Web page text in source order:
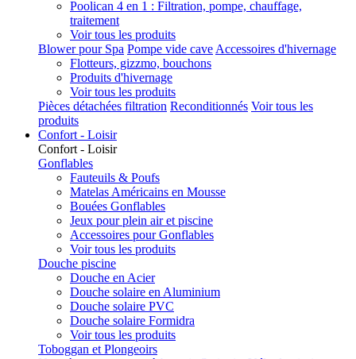
Poolican 4 en 1 : Filtration, pompe, chauffage,
traitement
Voir tous les produits
Blower pour Spa Pompe vide cave Accessoires d'hivernage
Flotteurs, gizzmo, bouchons
Produits d'hivernage
Voir tous les produits
Pièces détachées filtration Reconditionnés Voir tous les
produits
Confort - Loisir
Confort - Loisir
Gonflables
Fauteuils & Poufs
Matelas Américains en Mousse
Bouées Gonflables
Jeux pour plein air et piscine
Accessoires pour Gonflables
Voir tous les produits
Douche piscine
Douche en Acier
Douche solaire en Aluminium
Douche solaire PVC
Douche solaire Formidra
Voir tous les produits
Toboggan et Plongeoirs